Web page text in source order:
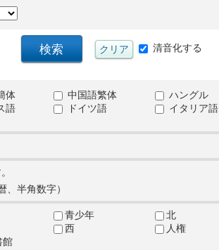
清音化する
体 中国語繁体 ハングル
語 ドイツ語 イタリア語
、半角数字）
青少年 北
西 人権
館